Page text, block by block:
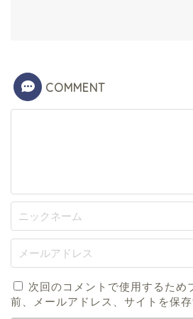
COMMENT
次回のコメントで使用するため
前、メールアドレス、サイトを保存